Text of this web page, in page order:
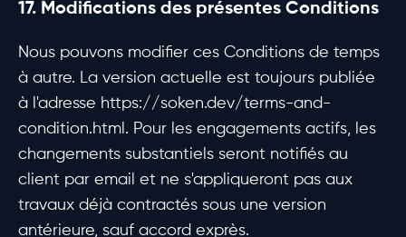
17. Modifications des présentes Conditions
Nous pouvons modifier ces Conditions de temps
à autre. La version actuelle est toujours publiée
à l'adresse https://soken.dev/terms-and-
condition.html. Pour les engagements actifs, les
changements substantiels seront notifiés au
client par email et ne s'appliqueront pas aux
travaux déjà contractés sous une version
antérieure, sauf accord exprès.